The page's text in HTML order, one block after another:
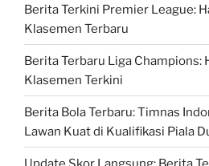
Berita Terkini Premier League:
Klasemen Terbaru
Berita Terbaru Liga Champions:
Klasemen Terkini
Berita Bola Terbaru: Timnas
Lawan Kuat di Kualifikasi Piala